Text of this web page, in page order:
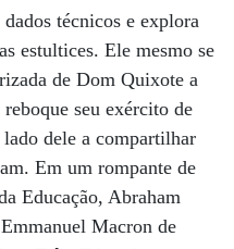
técnicos e explora
estultices. Ele mesmo se
de Dom Quixote a
seu exército de
dele a compartilhar
Em um rompante de
Educação, Abraham
Macron de